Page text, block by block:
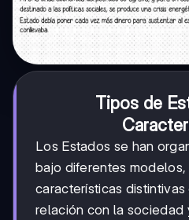
Tipos de
Los Estados se han
bajo diferentes
características
relación con la sociedad